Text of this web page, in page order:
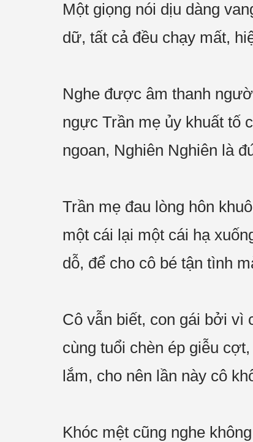
Một giọng nói dịu dàng
dữ, tất cả đều chạy mất,
Nghe được âm thanh
ngực Trần mẹ ủy khuất tố
ngoan, Nghiên Nghiên là
Trần mẹ đau lòng hôn
một cái lại một cái hạ
dỗ, để cho cô bé tận tình
Cô vẫn biết, con gái bởi vì
cùng tuổi chèn ép giễu
lắm, cho nên lần này cô
Khóc mệt cũng nghe